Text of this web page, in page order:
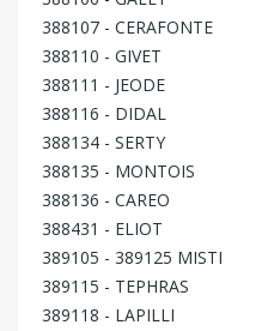
388107 - CERAFONTE
388110 - GIVET
388111 - JEODE
388116 - DIDAL
388134 - SERTY
388135 - MONTOIS
388136 - CAREO
388431 - ELIOT
389105 - 389125 MISTI
389115 - TEPHRAS
389118 - LAPILLI